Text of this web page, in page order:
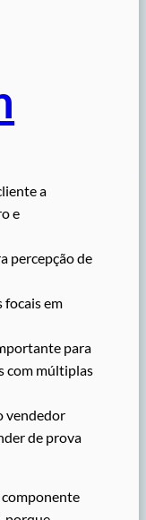
a
e
percepção de
focais em
para
com múltiplas
vendedor
de prova